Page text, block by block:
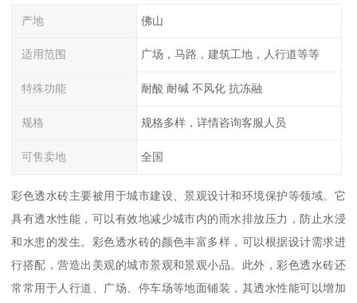
产地 佛山
适用范围 广场，马路，建筑工地，人行道等等
特殊功能 耐酸 耐碱 不风化 抗冻融
规格 规格多样，详情咨询客服人员
可售卖地 全国
彩色透水砖主要被用于城市建设、景观设计和环境保护等领域。它
具有透水性能，可以有效地减少城市内的雨水排放压力，防止水浸
和水患的发生。彩色透水砖的颜色丰富多样，可以根据设计需求进
行搭配，营造出美观的城市景观和景观小品。此外，彩色透水砖还
常常用于人行道、广场、停车场等地面铺装，其透水性能可以增加